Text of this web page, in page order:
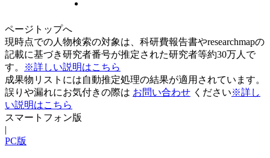
ページトップへ
現時点での人物検索の対象は、科研費報告書やresearchmapの
記載に基づき研究者番号が推定された研究者等約30万人で
す。
※詳しい説明はこちら
成果物リストには自動推定処理の結果が適用されています。
誤りや漏れにお気付きの際は お問い合わせ ください※詳し
い説明はこちら
スマートフォン版
|
PC版